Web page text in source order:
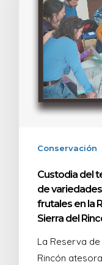
Conservación
Custodia del
de
frutales en la
Sierra del
La Reserva
Rincón